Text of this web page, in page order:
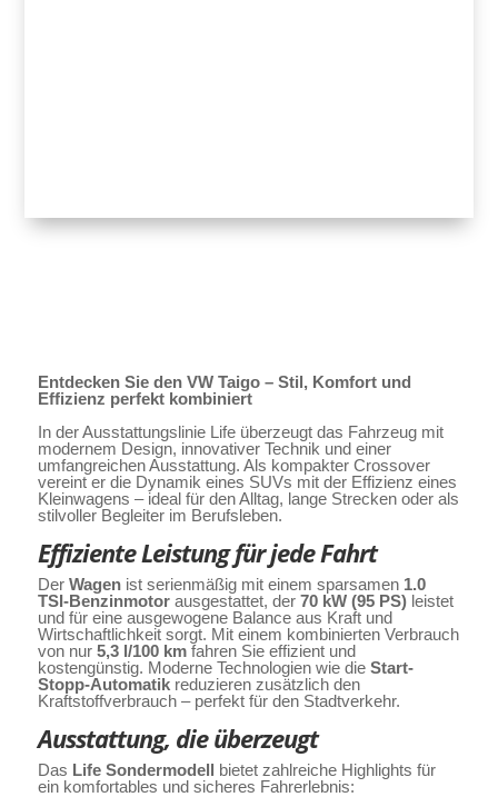
Entdecken Sie den VW Taigo – Stil, Komfort und
Effizienz perfekt kombiniert
In der Ausstattungslinie Life überzeugt das Fahrzeug mit
modernem Design, innovativer Technik und einer
umfangreichen Ausstattung. Als kompakter Crossover
vereint er die Dynamik eines SUVs mit der Effizienz eines
Kleinwagens – ideal für den Alltag, lange Strecken oder als
stilvoller Begleiter im Berufsleben.
Effiziente Leistung für jede Fahrt
Der Wagenist serienmäßig mit einem sparsamen 1.0
TSI-Benzinmotorausgestattet, der 70 kW (95 PS)leistet
und für eine ausgewogene Balance aus Kraft und
Wirtschaftlichkeit sorgt. Mit einem kombinierten Verbrauch
von nur 5,3 l/100 kmfahren Sie effizient und
kostengünstig. Moderne Technologien wie die Start-
Stopp-Automatikreduzieren zusätzlich den
Kraftstoffverbrauch – perfekt für den Stadtverkehr.
Ausstattung, die überzeugt
Das Life Sondermodell bietet zahlreiche Highlights für
ein komfortables und sicheres Fahrerlebnis: